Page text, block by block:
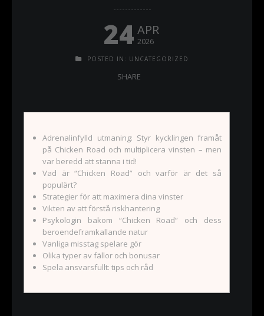
24 APR
2026
POSTED IN: UNCATEGORIZED
SHARE
Adrenalinfylld utmaning: Styr kycklingen framåt
på Chicken Road och multiplicera vinsten – men
var beredd att stanna i tid!
Vad är “Chicken Road” och varför är det så
populärt?
Strategier för att maximera dina vinster
Vikten av att förstå riskhantering
Psykologin bakom “Chicken Road” och dess
beroendeframkallande natur
Vanliga misstag spelare gör
Olika typer av fällor och bonusar
Spela ansvarsfullt: tips och råd